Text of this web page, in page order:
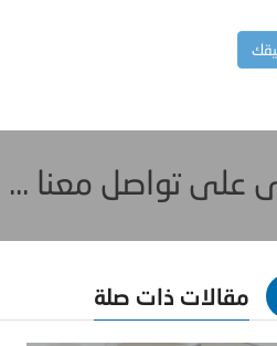
على تواصل معنا
مقالات ذات صلة